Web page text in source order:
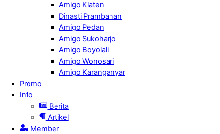
Amigo Klaten
Dinasti Prambanan
Amigo Pedan
Amigo Sukoharjo
Amigo Boyolali
Amigo Wonosari
Amigo Karanganyar
Promo
Info
Berita
Artikel
Member